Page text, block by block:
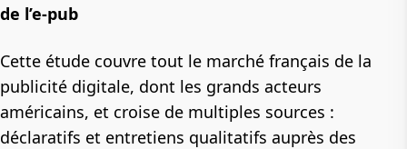
de l’e-pub
Cette étude couvre tout le marché français de la
publicité digitale, dont les grands acteurs
américains, et croise de multiples sources :
déclaratifs et entretiens qualitatifs auprès des